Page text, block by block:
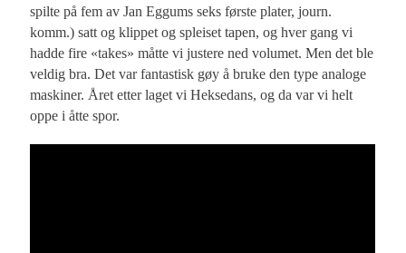
spilte på fem av Jan Eggums seks første plater, journ.
komm.) satt og klippet og spleiset tapen, og hver gang vi
hadde fire «takes» måtte vi justere ned volumet. Men det ble
veldig bra. Det var fantastisk gøy å bruke den type analoge
maskiner. Året etter laget vi Heksedans, og da var vi helt
oppe i åtte spor.